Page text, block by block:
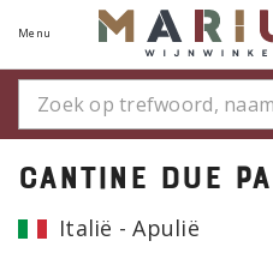
Menu
Cantine Due
Italië - Apulië